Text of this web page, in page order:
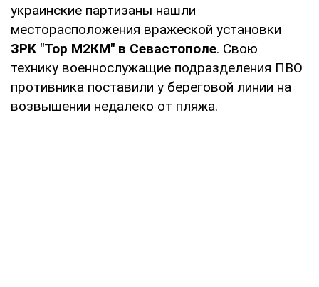
украинские партизаны нашли
месторасположения вражеской установки
ЗРК "Тор М2КМ" в Севастополе. Свою
технику военнослужащие подразделения ПВО
противника поставили у береговой линии на
возвышении недалеко от пляжа.